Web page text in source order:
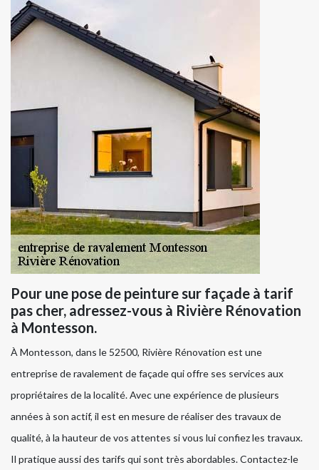
Pour une pose de peinture sur façade à tarif
pas cher, adressez-vous à Rivière Rénovation
à Montesson.
À Montesson, dans le 52500, Rivière Rénovation est une
entreprise de ravalement de façade qui offre ses services aux
propriétaires de la localité. Avec une expérience de plusieurs
années à son actif, il est en mesure de réaliser des travaux de
qualité, à la hauteur de vos attentes si vous lui confiez les travaux.
Il pratique aussi des tarifs qui sont très abordables. Contactez-le